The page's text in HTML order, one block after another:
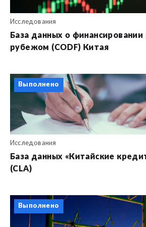
Исследования
База данных о финансировании
рубежом (CODF) Китая
Выполнено
Исследования
База данных «Китайские
(CLA)
Выполнено